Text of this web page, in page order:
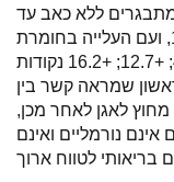
אפילו בקרב מתבגרים ללא כאב עד
גיל 15, כאב כרוני עד גיל 26 הופיע ב-17%, ועם העלייה בחומרת
הדיסמנוריאה, העלייה בסיכון הייתה +4.8; +12.7; +16.2 נקודות
שמראה קשר בין
מחוץ לאגן לאחר מכן,
נורמליים ואינם